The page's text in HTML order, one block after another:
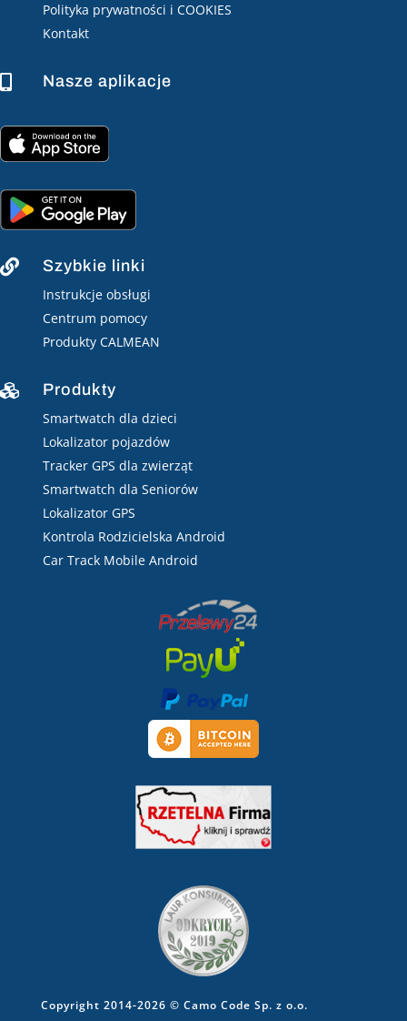
Polityka prywatności i COOKIES
Kontakt
 Nasze aplikacje
 Szybkie linki
Instrukcje obsługi
Centrum pomocy
Produkty CALMEAN
 Produkty
Smartwatch dla dzieci
Lokalizator pojazdów
Tracker GPS dla zwierząt
Smartwatch dla Seniorów
Lokalizator GPS
Kontrola Rodzicielska Android
Car Track Mobile Android
Copyright 2014-2026 © Camo Code Sp. z o.o.